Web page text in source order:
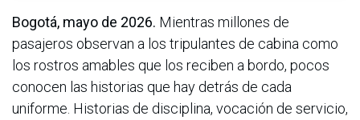
Bogotá, mayo de 2026. Mientras millones de
pasajeros observan a los tripulantes de cabina como
los rostros amables que los reciben a bordo, pocos
conocen las historias que hay detrás de cada
uniforme. Historias de disciplina, vocación de servicio,